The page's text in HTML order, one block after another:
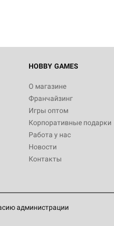
HOBBY GAMES
О магазине
Франчайзинг
Игры оптом
Корпоративные подарки
Работа у нас
Новости
Контакты
администрации